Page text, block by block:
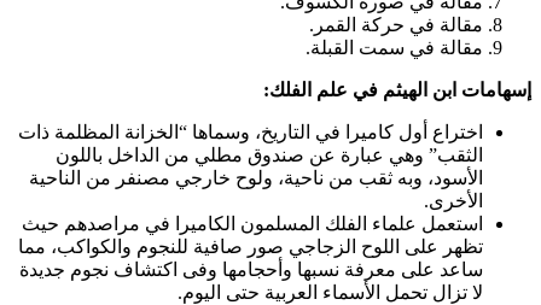
مقالة في حركة القمر.
مقالة في سمت القبلة.
إسهامات ابن الهيثم في علم الفلك:
اختراع أول كاميرا في التاريخ، وسماها “الخزانة المظلمة ذات
الثقب” وهي عبارة عن صندوق مطلي من الداخل باللون
الأسود، وبه ثقب من ناحية، ولوح خارجي مصنفر من الناحية
الأخرى.
استعمل علماء الفلك المسلمون الكاميرا في مراصدهم حيث
تظهر على اللوح الزجاجي صور صافية للنجوم والكواكب، مما
ساعد على معرفة نسبها وأحجامها وفى اكتشاف نجوم جديدة
لا تزال تحمل الأسماء العربية حتى اليوم.